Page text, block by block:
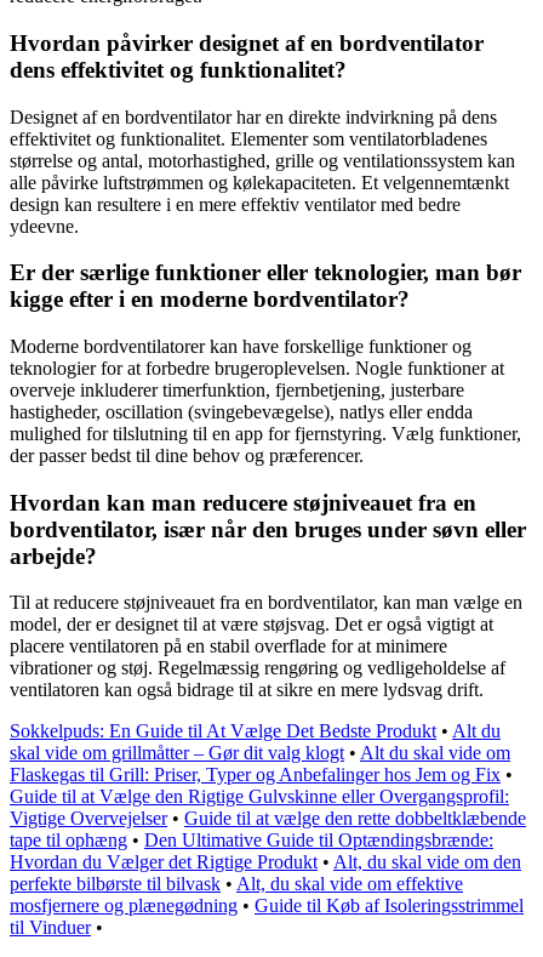
Hvordan påvirker designet af en bordventilator
dens effektivitet og funktionalitet?
Designet af en bordventilator har en direkte indvirkning på dens
effektivitet og funktionalitet. Elementer som ventilatorbladenes
størrelse og antal, motorhastighed, grille og ventilationssystem kan
alle påvirke luftstrømmen og kølekapaciteten. Et velgennemtænkt
design kan resultere i en mere effektiv ventilator med bedre
ydeevne.
Er der særlige funktioner eller teknologier, man bør
kigge efter i en moderne bordventilator?
Moderne bordventilatorer kan have forskellige funktioner og
teknologier for at forbedre brugeroplevelsen. Nogle funktioner at
overveje inkluderer timerfunktion, fjernbetjening, justerbare
hastigheder, oscillation (svingebevægelse), natlys eller endda
mulighed for tilslutning til en app for fjernstyring. Vælg funktioner,
der passer bedst til dine behov og præferencer.
Hvordan kan man reducere støjniveauet fra en
bordventilator, især når den bruges under søvn eller
arbejde?
Til at reducere støjniveauet fra en bordventilator, kan man vælge en
model, der er designet til at være støjsvag. Det er også vigtigt at
placere ventilatoren på en stabil overflade for at minimere
vibrationer og støj. Regelmæssig rengøring og vedligeholdelse af
ventilatoren kan også bidrage til at sikre en mere lydsvag drift.
Sokkelpuds: En Guide til At Vælge Det Bedste Produkt • Alt du
skal vide om grillmåtter – Gør dit valg klogt • Alt du skal vide om
Flaskegas til Grill: Priser, Typer og Anbefalinger hos Jem og Fix •
Guide til at Vælge den Rigtige Gulvskinne eller Overgangsprofil:
Vigtige Overvejelser• Guide til at vælge den rette dobbeltklæbende
tape til ophæng • Den Ultimative Guide til Optændingsbrænde:
Hvordan du Vælger det Rigtige Produkt • Alt, du skal vide om den
perfekte bilbørste til bilvask • Alt, du skal vide om effektive
mosfjernere og plænegødning • Guide til Køb af Isoleringsstrimmel
til Vinduer•